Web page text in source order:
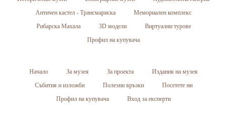
Античен кастел - Трансмариска
Мемориален комплекс
Рибарска Махала
3D модели
Виртуални турове
Профил на купувача
Начало За музея За проекта
Издания на музея
Събития и изложби
Полезни връзки
Посетете ни
Профил на купувача
Вход за експерти